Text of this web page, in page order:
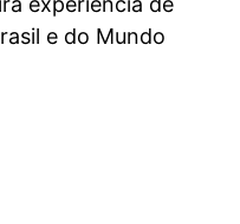
e do Mundo